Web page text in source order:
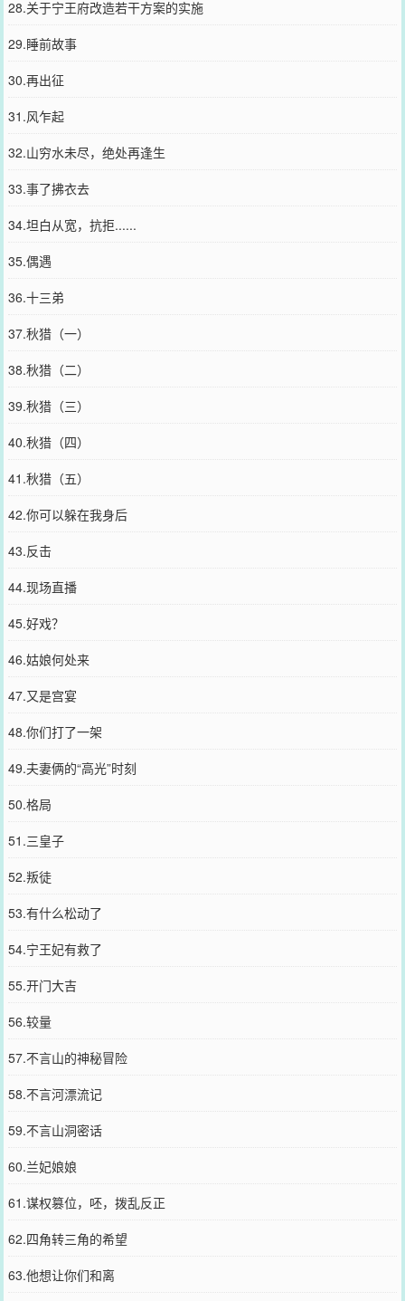
28.关于宁王府改造若干方案的实施
29.睡前故事
30.再出征
31.风乍起
32.山穷水未尽，绝处再逢生
33.事了拂衣去
34.坦白从宽，抗拒......
35.偶遇
36.十三弟
37.秋猎（一）
38.秋猎（二）
39.秋猎（三）
40.秋猎（四）
41.秋猎（五）
42.你可以躲在我身后
43.反击
44.现场直播
45.好戏？
46.姑娘何处来
47.又是宫宴
48.你们打了一架
49.夫妻俩的“高光”时刻
50.格局
51.三皇子
52.叛徒
53.有什么松动了
54.宁王妃有救了
55.开门大吉
56.较量
57.不言山的神秘冒险
58.不言河漂流记
59.不言山洞密话
60.兰妃娘娘
61.谋权篡位，呸，拨乱反正
62.四角转三角的希望
63.他想让你们和离